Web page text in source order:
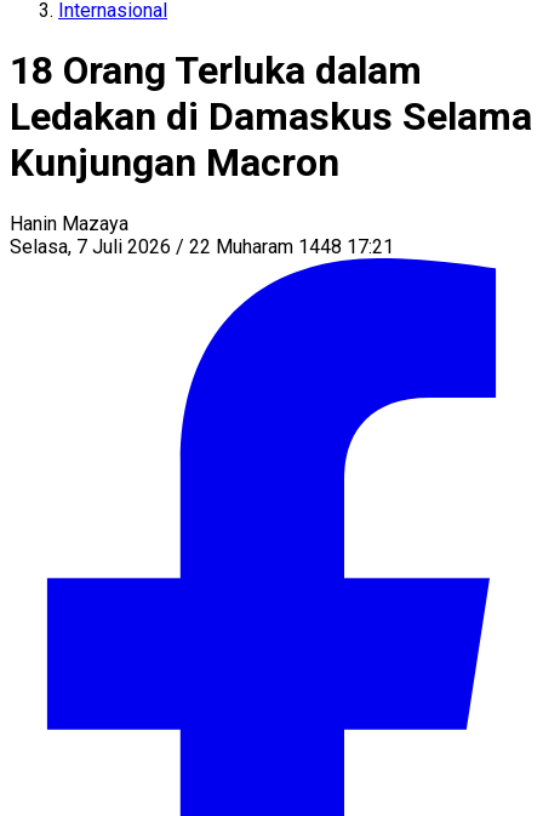
Internasional
18 Orang Terluka dalam
Ledakan di Damaskus Selama
Kunjungan Macron
Hanin Mazaya
Selasa, 7 Juli 2026 / 22 Muharam 1448 17:21